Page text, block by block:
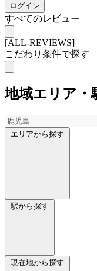
ログイン
すべてのレビュー
[ALL-REVIEWS]
こだわり条件で探す
地域エリア・
エリアから探す
駅から探す
現在地から探す